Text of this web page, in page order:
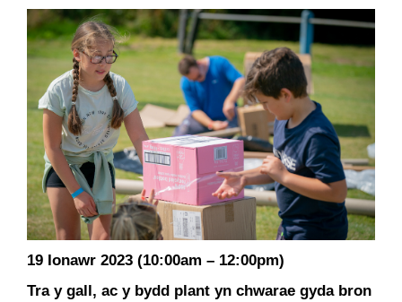
19 Ionawr 2023 (10:00am – 12:00pm)
Tra y gall, ac y bydd plant yn chwarae gyda bron